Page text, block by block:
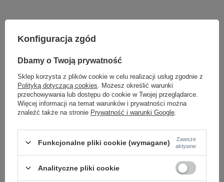
Potrzebujesz pomocy? Masz pytania lub
chcesz lepszą cenę?
Konfiguracja zgód
Dbamy o Twoją prywatność
Sklep korzysta z plików cookie w celu realizacji usług zgodnie z
Polityką dotyczącą cookies . Możesz określić warunki
przechowywania lub dostępu do cookie w Twojej przeglądarce.
Więcej informacji na temat warunków i prywatności można
znaleźć także na stronie Prywatność i warunki Google
Funkcjonalne pliki cookie (wymagane)
Zawsze
aktywne
Analityczne pliki cookie